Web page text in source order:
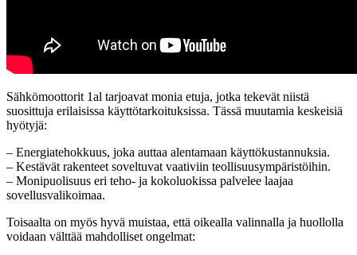
Sähkömoottorit 1al tarjoavat monia etuja, jotka tekevät niistä
suosittuja erilaisissa käyttötarkoituksissa. Tässä muutamia keskeisiä
hyötyjä:
– Energiatehokkuus, joka auttaa alentamaan käyttökustannuksia.
– Kestävät rakenteet soveltuvat vaativiin teollisuusympäristöihin.
– Monipuolisuus eri teho- ja kokoluokissa palvelee laajaa
sovellusvalikoimaa.
Toisaalta on myös hyvä muistaa, että oikealla valinnalla ja huollolla
voidaan välttää mahdolliset ongelmat: